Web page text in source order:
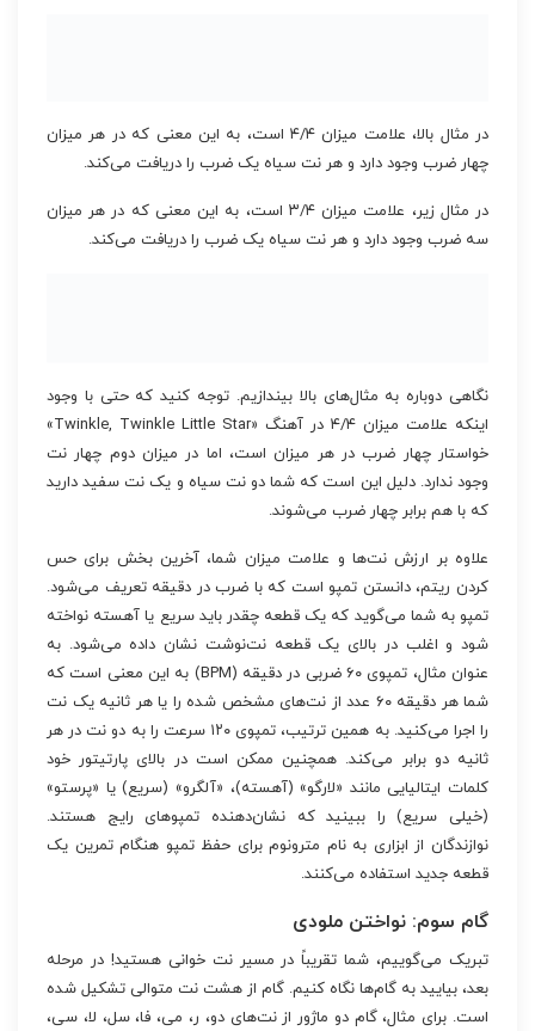
در مثال بالا، علامت میزان ۴/۴ است، به این معنی که در هر میزان
چهار ضرب وجود دارد و هر نت سیاه یک ضرب را دریافت می‌کند.
در مثال زیر، علامت میزان ۳/۴ است، به این معنی که در هر میزان
سه ضرب وجود دارد و هر نت سیاه یک ضرب را دریافت می‌کند.
نگاهی دوباره به مثال‌های بالا بیندازیم. توجه کنید که حتی با وجود
اینکه علامت میزان ۴/۴ در آهنگ «Twinkle, Twinkle Little Star»
خواستار چهار ضرب در هر میزان است، اما در میزان دوم چهار نت
وجود ندارد. دلیل این است که شما دو نت سیاه و یک نت سفید دارید
که با هم برابر چهار ضرب می‌شوند.
علاوه بر ارزش نت‌ها و علامت میزان شما، آخرین بخش برای حس
کردن ریتم، دانستن تمپو است که با ضرب در دقیقه تعریف می‌شود.
تمپو به شما می‌گوید که یک قطعه چقدر باید سریع یا آهسته نواخته
شود و اغلب در بالای یک قطعه نت‌نوشت نشان داده می‌شود. به
عنوان مثال، تمپوی ۶۰ ضربی در دقیقه (BPM) به این معنی است که
شما هر دقیقه ۶۰ عدد از نت‌های مشخص شده را یا هر ثانیه یک نت
را اجرا می‌کنید. به همین ترتیب، تمپوی ۱۲۰ سرعت را به دو نت در هر
ثانیه دو برابر می‌کند. همچنین ممکن است در بالای پارتیتور خود
کلمات ایتالیایی مانند «لارگو» (آهسته)، «آلگرو» (سریع) یا «پرستو»
(خیلی سریع) را ببینید که نشان‌دهنده تمپوهای رایج هستند.
نوازندگان از ابزاری به نام مترونوم برای حفظ تمپو هنگام تمرین یک
قطعه جدید استفاده می‌کنند.
گام سوم: نواختن ملودی
تبریک می‌گوییم، شما تقریباً در مسیر نت خوانی هستید! در مرحله
بعد، بیایید به گام‌ها نگاه کنیم. گام از هشت نت متوالی تشکیل شده
است. برای مثال، گام دو ماژور از نت‌های دو، ر، می، فا، سل، لا، سی،